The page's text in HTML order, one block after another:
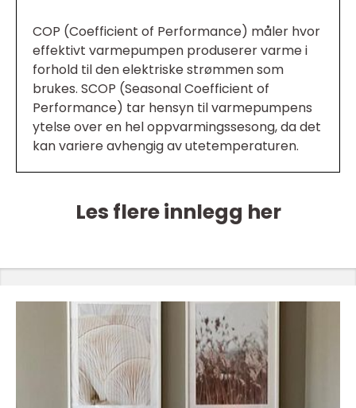
COP (Coefficient of Performance) måler hvor
effektivt varmepumpen produserer varme i
forhold til den elektriske strømmen som
brukes. SCOP (Seasonal Coefficient of
Performance) tar hensyn til varmepumpens
ytelse over en hel oppvarmingssesong, da det
kan variere avhengig av utetemperaturen.
Les flere innlegg her